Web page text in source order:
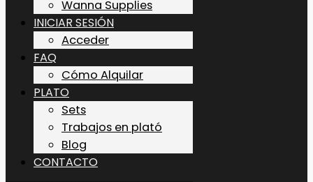
Wanna Supplies
INICIAR SESIÓN
Acceder
FAQ
Cómo Alquilar
PLATO
Sets
Trabajos en plató
Blog
CONTACTO